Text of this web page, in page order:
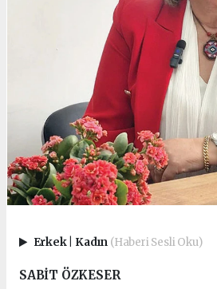
Erkek Kadın (Haberi Sesli Oku)
SABİT ÖZKESER